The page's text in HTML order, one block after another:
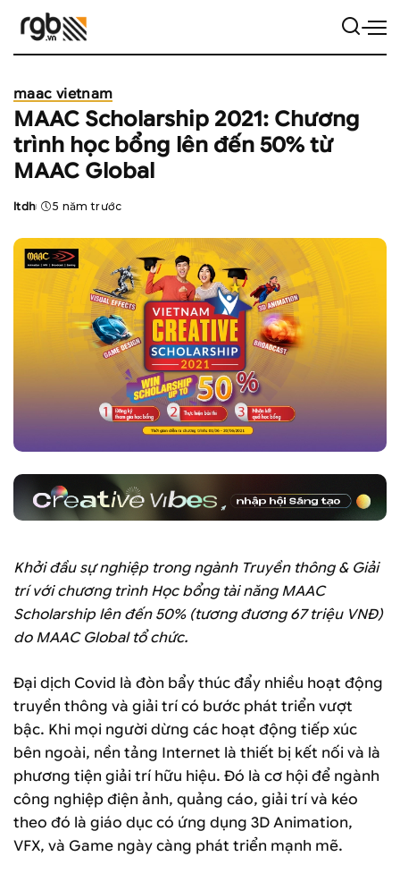
maac vietnam
MAAC Scholarship 2021: Chương
trình học bổng lên đến 50% từ
MAAC Global
Posted
ltdh 5 năm trước
Khởi đầu sự nghiệp trong ngành Truyền thông & Giải
trí với chương trình Học bổng tài năng MAAC
Scholarship lên đến 50% (tương đương 67 triệu VNĐ)
do MAAC Global tổ chức.
Đại dịch Covid là đòn bẩy thúc đẩy nhiều hoạt động
truyền thông và giải trí có bước phát triển vượt
bậc. Khi mọi người dừng các hoạt động tiếp xúc
bên ngoài, nền tảng Internet là thiết bị kết nối và là
phương tiện giải trí hữu hiệu. Đó là cơ hội để ngành
công nghiệp điện ảnh, quảng cáo, giải trí và kéo
theo đó là giáo dục có ứng dụng 3D Animation,
VFX, và Game ngày càng phát triển mạnh mẽ.